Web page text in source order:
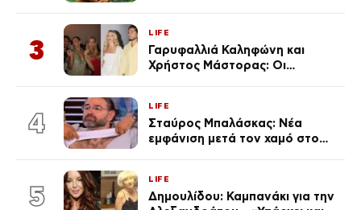
3
LIFE
Γαρυφαλλιά Καληφώνη και
Χρήστος Μάστορας: Οι
απαρατήρητη
4
LIFE
Σταύρος Μπαλάσκας: Νέα
εμφάνιση μετά τον χαμό στο
5
LIFE
Δημουλίδου: Καμπανάκι για την